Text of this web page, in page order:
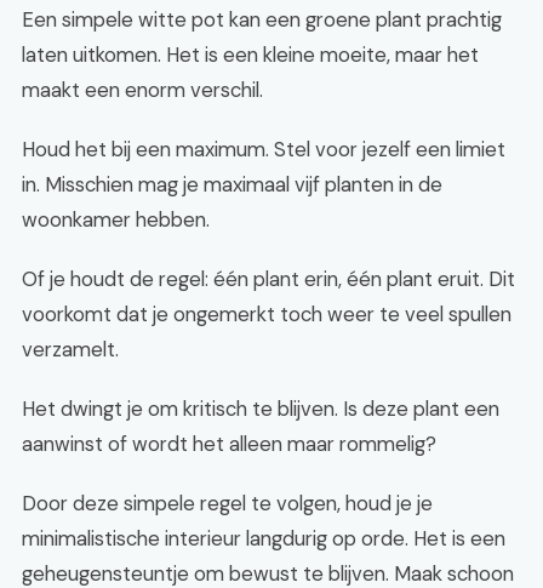
Een simpele witte pot kan een groene plant prachtig
laten uitkomen. Het is een kleine moeite, maar het
maakt een enorm verschil.
Houd het bij een maximum. Stel voor jezelf een limiet
in. Misschien mag je maximaal vijf planten in de
woonkamer hebben.
Of je houdt de regel: één plant erin, één plant eruit. Dit
voorkomt dat je ongemerkt toch weer te veel spullen
verzamelt.
Het dwingt je om kritisch te blijven. Is deze plant een
aanwinst of wordt het alleen maar rommelig?
Door deze simpele regel te volgen, houd je je
minimalistische interieur langdurig op orde. Het is een
geheugensteuntje om bewust te blijven. Maak schoon